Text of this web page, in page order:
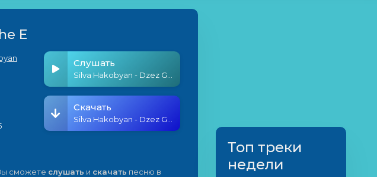
E
Слушать
Скачать
сможете слушать и скачать песню в
Топ треки
недели